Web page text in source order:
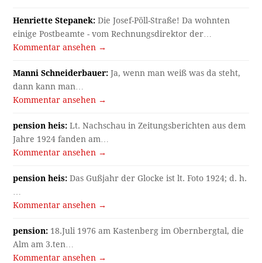
Henriette Stepanek: Die Josef-Pöll-Straße! Da wohnten
einige Postbeamte - vom Rechnungsdirektor der…
Kommentar ansehen →
Manni Schneiderbauer: Ja, wenn man weiß was da steht,
dann kann man…
Kommentar ansehen →
pension heis: Lt. Nachschau in Zeitungsberichten aus dem
Jahre 1924 fanden am…
Kommentar ansehen →
pension heis: Das Gußjahr der Glocke ist lt. Foto 1924; d. h.
Kommentar ansehen →
pension: 18.Juli 1976 am Kastenberg im Obernbergtal, die
Alm am 3.ten…
Kommentar ansehen →